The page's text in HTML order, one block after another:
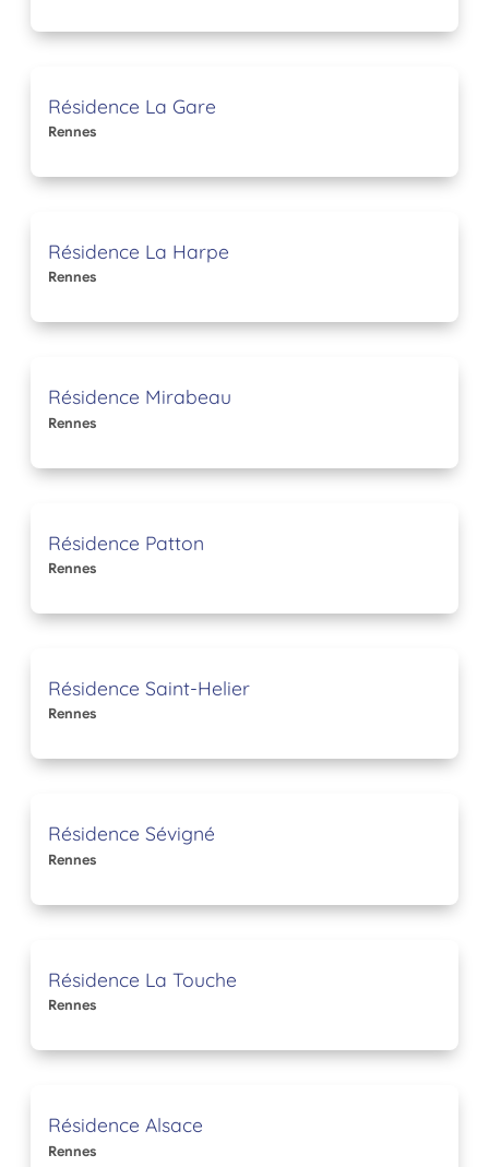
Résidence La Gare
Rennes
Résidence La Harpe
Rennes
Résidence Mirabeau
Rennes
Résidence Patton
Rennes
Résidence Saint-Helier
Rennes
Résidence Sévigné
Rennes
Résidence La Touche
Rennes
Résidence Alsace
Rennes